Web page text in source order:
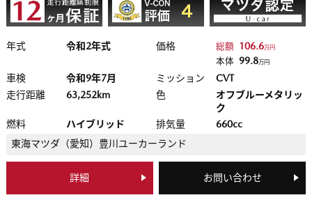
年式 令和2年式 価格 総額 106.6万円
本体 99.8万円
車検 令和9年7月 ミッション
CVT
走行距離
63,252km 色
オフブルーメタリッ
ク
燃料
ハイブリッド 排気量
660cc
東海マツダ（愛知） 豊川ユーカーランド
詳細 お問い合わせ